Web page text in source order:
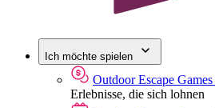
Ich möchte spielen
Outdoor Escape Games
Erlebnisse, die sich lohnen